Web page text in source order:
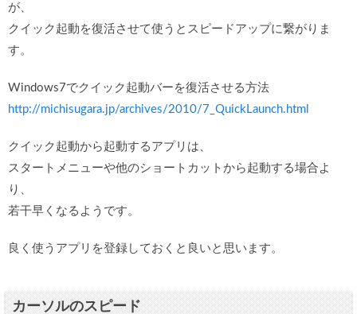
が、
クイック起動を復活させて使うとスピードアップに繋がりま
す。
Windows7でクイック起動バーを復活させる方法
http://michisugara.jp/archives/2010/7_QuickLaunch.html
クイック起動から起動するアプリは、
スタートメニューや他のショートカットから起動する場合よ
り、
若干早くなるようです。
良く使うアプリを登録しておくと良いと思います。
カーソルのスピード